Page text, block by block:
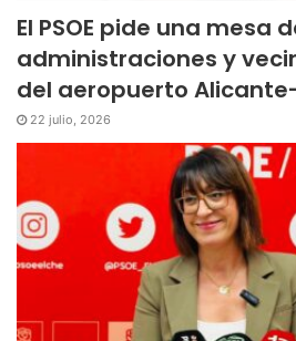
El PSOE pide una mesa
administraciones y
del aeropuerto
22 julio, 2026